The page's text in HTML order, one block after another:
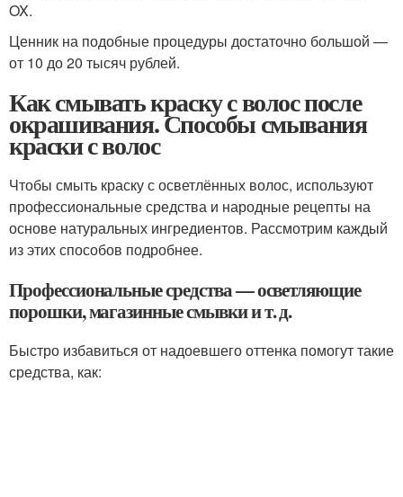
OX.
Ценник на подобные процедуры достаточно большой —
от 10 до 20 тысяч рублей.
Как смывать краску с волос после
окрашивания. Способы смывания
краски с волос
Чтобы смыть краску с осветлённых волос, используют
профессиональные средства и народные рецепты на
основе натуральных ингредиентов. Рассмотрим каждый
из этих способов подробнее.
Профессиональные средства — осветляющие
порошки, магазинные смывки и т. д.
Быстро избавиться от надоевшего оттенка помогут такие
средства, как: